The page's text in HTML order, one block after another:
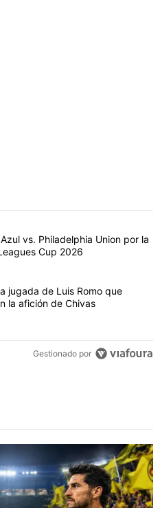
con más comentarios en los
"Sigue EN VIVO Cruz Azul
vs. Philadelphia Union por la
Cup 2026
"El divorcio es total: La
jugada de Luis Romo que
la afición de Chivas
Gestionado por